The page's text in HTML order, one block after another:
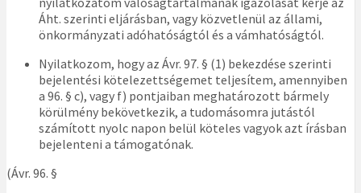
Áht. szerinti eljárásban, vagy közvetlenül az állami,
önkormányzati adóhatóságtól és a vámhatóságtól.
Nyilatkozom, hogy az Ávr. 97. § (1) bekezdése szerinti
bejelentési kötelezettségemet teljesítem, amennyiben
a 96. § c), vagy f) pontjaiban meghatározott bármely
körülmény bekövetkezik, a tudomásomra jutástól
számított nyolc napon belül köteles vagyok azt írásban
bejelenteni a támogatónak.
(Ávr. 96. §